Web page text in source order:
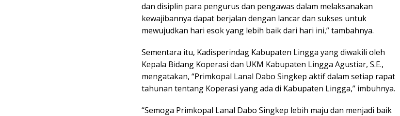
dan disiplin para pengurus dan pengawas dalam melaksanakan
kewajibannya dapat berjalan dengan lancar dan sukses untuk
mewujudkan hari esok yang lebih baik dari hari ini,” tambahnya.
Sementara itu, Kadisperindag Kabupaten Lingga yang diwakili oleh
Kepala Bidang Koperasi dan UKM Kabupaten Lingga Agustiar, S.E.,
mengatakan, “Primkopal Lanal Dabo Singkep aktif dalam setiap rapat
tahunan tentang Koperasi yang ada di Kabupaten Lingga,” imbuhnya.
“Semoga Primkopal Lanal Dabo Singkep lebih maju dan menjadi baik